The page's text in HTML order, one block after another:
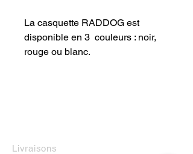
La casquette RADDOG est
disponible en 3 couleurs : noir,
rouge ou blanc.
Livraisons